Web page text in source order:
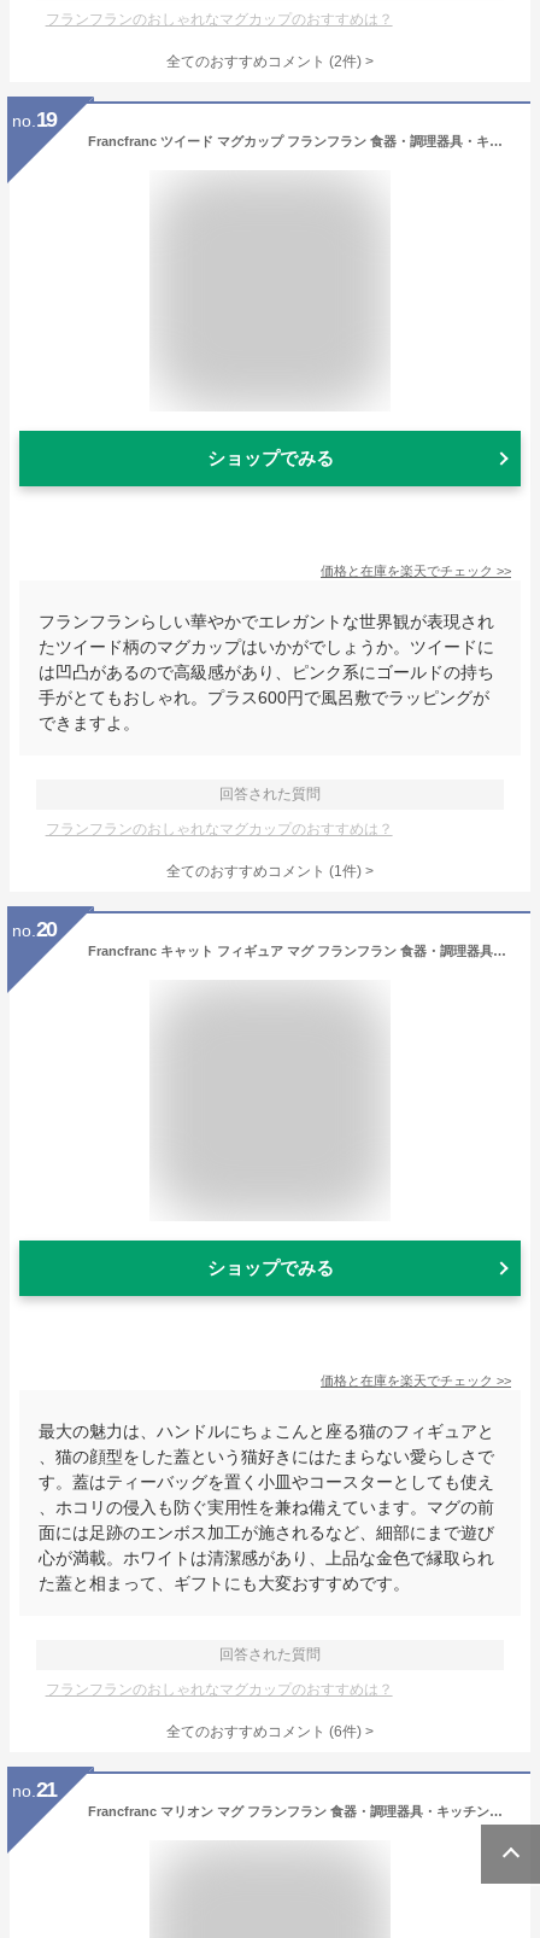
フランフランのおしゃれなマグカップのおすすめは？
全てのおすすめコメント (2件) >
no. 19
Francfranc ツイード マグカップ フランフラン 食器・調理器具・キッチン用品 グラス・マグカップ・タンブラー ピンク
ショップでみる
価格と在庫を楽天でチェック >>
フランフランらしい華やかでエレガントな世界観が表現され
たツイード柄のマグカップはいかがでしょうか。ツイードに
は凹凸があるので高級感があり、ピンク系にゴールドの持ち
手がとてもおしゃれ。プラス600円で風呂敷でラッピングが
できますよ。
回答された質問
フランフランのおしゃれなマグカップのおすすめは？
全てのおすすめコメント (1件) >
no. 20
Francfranc キャット フィギュア マグ フランフラン 食器・調理器具・キッチン用品 グラス・マグカップ・タンブラー ホワイト
ショップでみる
価格と在庫を楽天でチェック >>
最大の魅力は、ハンドルにちょこんと座る猫のフィギュアと
、猫の顔型をした蓋という猫好きにはたまらない愛らしさで
す。蓋はティーバッグを置く小皿やコースターとしても使え
、ホコリの侵入も防ぐ実用性を兼ね備えています。マグの前
面には足跡のエンボス加工が施されるなど、細部にまで遊び
心が満載。ホワイトは清潔感があり、上品な金色で縁取られ
た蓋と相まって、ギフトにも大変おすすめです。
回答された質問
フランフランのおしゃれなマグカップのおすすめは？
全てのおすすめコメント (6件) >
no. 21
Francfranc マリオン マグ フランフラン 食器・調理器具・キッチン用品 グラス・マグカップ・タンブラー ピンク